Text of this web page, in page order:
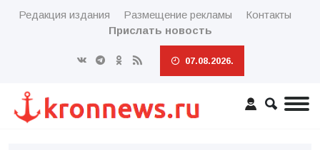
Редакция издания Размещение рекламы
Контакты
Прислать новость
07.08.2026.